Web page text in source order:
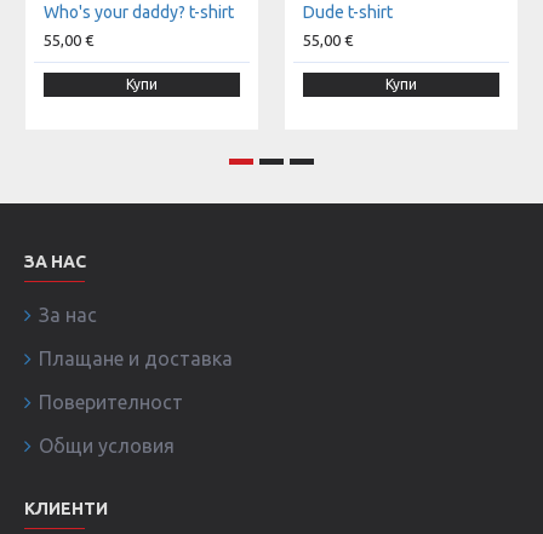
Who's your daddy? t-shirt
55,00 €
Купи
Dude t-shirt
55,00 €
Купи
ЗА НАС
За нас
Плащане и доставка
Поверителност
Общи условия
КЛИЕНТИ